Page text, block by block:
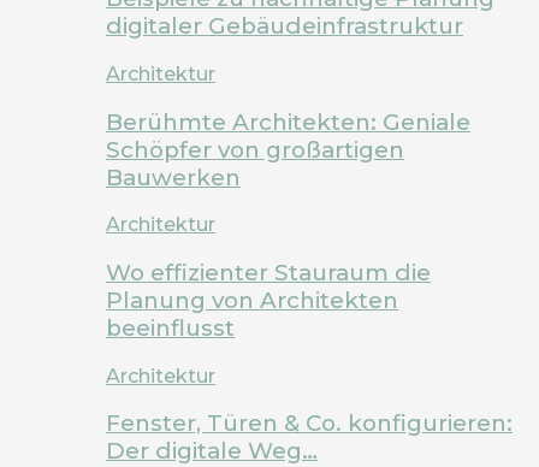
digitaler Gebäudeinfrastruktur
Architektur
Berühmte Architekten: Geniale
Schöpfer von großartigen
Bauwerken
Architektur
Wo effizienter Stauraum die
Planung von Architekten
beeinflusst
Architektur
Fenster, Türen & Co. konfigurieren:
Der digitale Weg…